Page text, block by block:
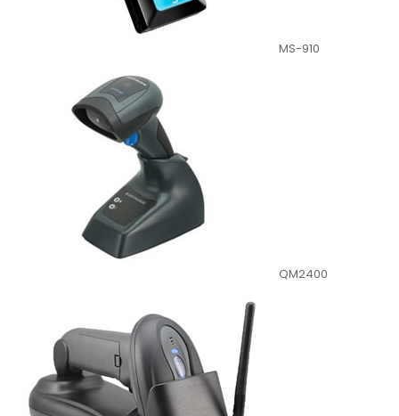
MS-910
QM2400